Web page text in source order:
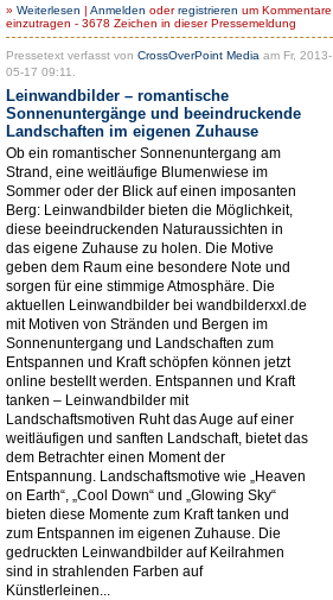
» Weiterlesen | Anmelden oderregistrieren um Kommentare
einzutragen - 3678 Zeichen in dieser Pressemeldung
Pressetext verfasst von CrossOverPoint Media am Fr, 2013-
05-17 09:11.
Leinwandbilder – romantische
Sonnenuntergänge und beeindruckende
Landschaften im eigenen Zuhause
Ob ein romantischer Sonnenuntergang am
Strand, eine weitläufige Blumenwiese im
Sommer oder der Blick auf einen imposanten
Berg: Leinwandbilder bieten die Möglichkeit,
diese beeindruckenden Naturaussichten in
das eigene Zuhause zu holen. Die Motive
geben dem Raum eine besondere Note und
sorgen für eine stimmige Atmosphäre. Die
aktuellen Leinwandbilder bei wandbilderxxl.de
mit Motiven von Stränden und Bergen im
Sonnenuntergang und Landschaften zum
Entspannen und Kraft schöpfen können jetzt
online bestellt werden. Entspannen und Kraft
tanken – Leinwandbilder mit
Landschaftsmotiven Ruht das Auge auf einer
weitläufigen und sanften Landschaft, bietet das
dem Betrachter einen Moment der
Entspannung. Landschaftsmotive wie „Heaven
on Earth“, „Cool Down“ und „Glowing Sky“
bieten diese Momente zum Kraft tanken und
zum Entspannen im eigenen Zuhause. Die
gedruckten Leinwandbilder auf Keilrahmen
sind in strahlenden Farben auf
Künstlerleinen...